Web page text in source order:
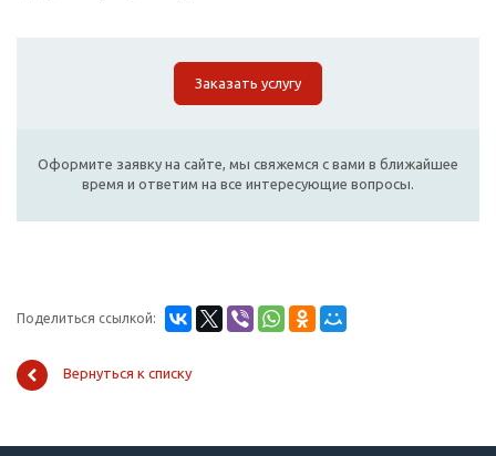
Заказать услугу
Оформите заявку на сайте, мы свяжемся с вами в ближайшее
время и ответим на все интересующие вопросы.
Поделиться ссылкой:
Вернуться к списку